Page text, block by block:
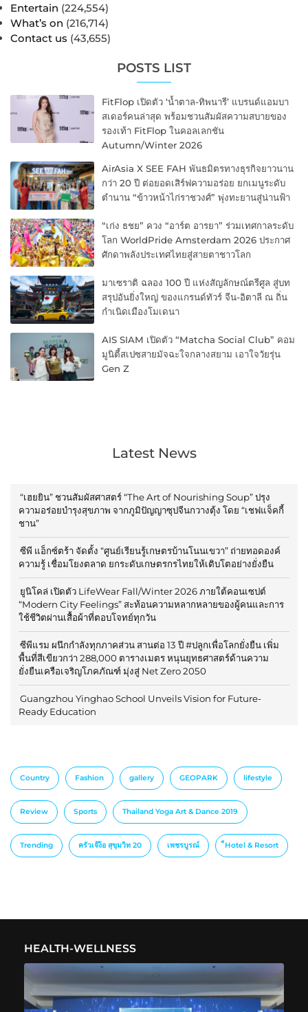
Entertain (224,554)
What’s on (216,714)
Contact us (43,655)
POSTS LIST
FitFlop เปิดตัว ‘น้ำตาล-ทิพนารี’ แบรนด์แอมบา
สเดอร์คนล่าสุด พร้อมชวนสัมผัสความสบายของ
รองเท้า FitFlop ในคอลเลกชัน
Autumn/Winter 2026
AirAsia X SEE FAH พันธมิตรทางธุรกิจยาวนาน
กว่า 20 ปี ต่อยอดเสิร์ฟความอร่อย ยกเมนูระดับ
ตำนาน “ข้าวหน้าไก่ราชวงศ์” พุ่งทะยานสู่น่านฟ้า
“เก่ง ธชย” ควง “อาร์ต อารยา” ร่วมเทศกาลระดับ
โลก WorldPride Amsterdam 2026 ประกาศ
ศักดาพลังประเทศไทยสู่สายตาชาวโลก
มาเซราติ ฉลอง 100 ปี แห่งสัญลักษณ์ตรีศูล สู่บท
สรุปอันยิ่งใหญ่ ของแกรนด์ทัวร์ จีน-อิตาลี ณ ถิ่น
กำเนิดเมืองโมเดนา
AIS SIAM เปิดตัว “Matcha Social Club” คอม
มูนิตี้สเปซสายมัจฉะใจกลางสยาม เอาใจวัยรุ่น
Gen Z
Latest News
“เฮยยิน” ชวนสัมผัสศาสตร์ “The Art of Nourishing Soup” ปรุง
ความอร่อยบำรุงสุขภาพ จากภูมิปัญญาซุปจีนกวางตุ้ง โดย “เชฟแจ็คกี้
ชาน”
ซีพี แอ็กซ์ตร้า จัดตั้ง “ศูนย์เรียนรู้เกษตรบ้านโนนเขวา” ถ่ายทอดองค์
ความรู้ เชื่อมโยงตลาด ยกระดับเกษตรกรไทยให้เติบโตอย่างยั่งยืน
ยูนิโคล่ เปิดตัว LifeWear Fall/Winter 2026 ภายใต้คอนเซปต์
“Modern City Feelings” สะท้อนความหลากหลายของผู้คนและการ
ใช้ชีวิตผ่านเสื้อผ้าที่ตอบโจทย์ทุกวัน
ซีพีแรม ผนึกกำลังทุกภาคส่วน สานต่อ 13 ปี #ปลูกเพื่อโลกยั่งยืน เพิ่ม
พื้นที่สีเขียวกว่า 288,000 ตารางเมตร หนุนยุทธศาสตร์ด้านความ
ยั่งยืนเครือเจริญโภคภัณฑ์ มุ่งสู่ Net Zero 2050
Guangzhou Yinghao School Unveils Vision for Future-
Ready Education
Country Fashion gallery GEOPARK lifestyle
Review Sports Thailand Yoga Art & Dance 2019
Trending ครัวเจ๊ง้อ สุขุมวิท 20 เพชรบูรณ์ ็Hotel & Resort
HEALTH-WELLNESS